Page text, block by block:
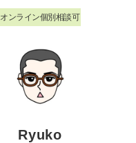
オンライン個別相談可
Ryuko